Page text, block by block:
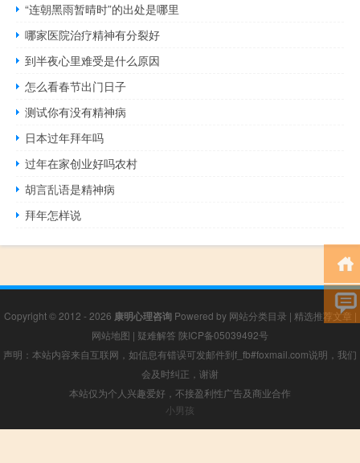
“连朝黑雨暂晴时”的出处是哪里
哪家医院治疗精神有分裂好
到半夜心里难受是什么原因
怎么看春节出门日子
测试你有没有精神病
日本过年拜年吗
过年在家创业好吗农村
胡言乱语是精神病
拜年怎样说
Copyright © 2012 - 2026 康明心理咨询Powered by 网站分类目录 | 精选推荐文章 |
网站地图 | 疑难解答 陕ICP备05039492号
声明：本站内容来自互联网，如信息有错误可发邮件到f_fb#foxmail.com说明，我们
会及时纠正，谢谢
本站仅为个人兴趣爱好，不接盈利性广告及商业合作
小男孩